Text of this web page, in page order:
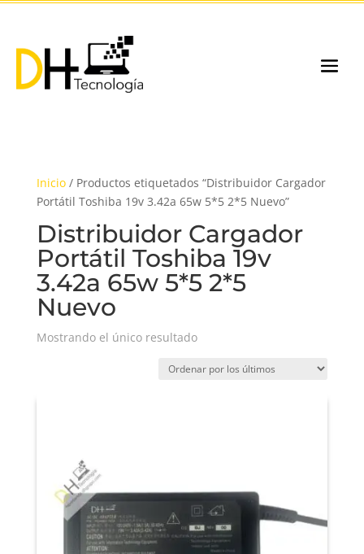
Inicio/ Productos etiquetados “Distribuidor Cargador
Portátil Toshiba 19v 3.42a 65w 5*5 2*5 Nuevo”
Distribuidor Cargador
Portátil Toshiba 19v
3.42a 65w 5*5 2*5
Nuevo
Mostrando el único resultado